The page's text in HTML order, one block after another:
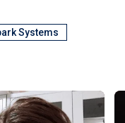
Systems